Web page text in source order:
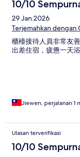
10/10
29 Jan 2026
Terjemahkan dengan
櫃檯接待人員非常友
出差住宿，疲憊一天
Jiewen, perjalanan 1
Ulasan terverifikasi
10/10